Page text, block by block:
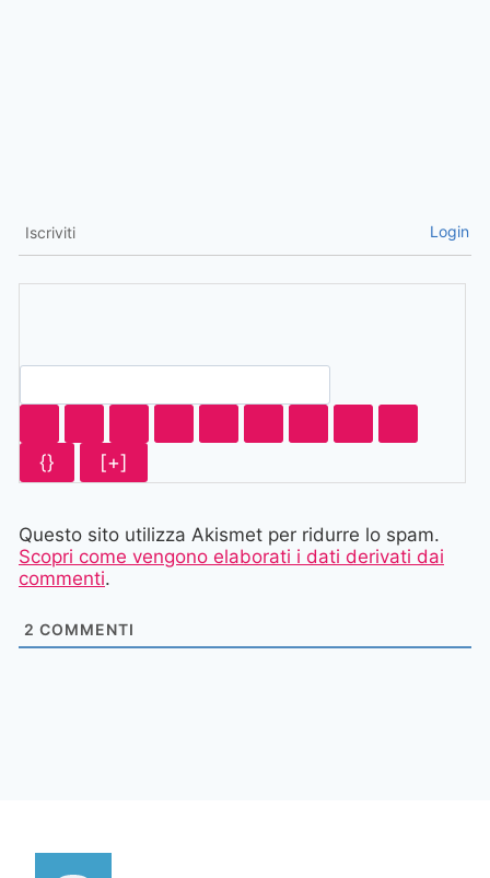
Iscriviti Login
{} [+]
Questo sito utilizza Akismet per ridurre lo spam.
Scopri come vengono elaborati i dati derivati dai
commenti.
2 COMMENTI